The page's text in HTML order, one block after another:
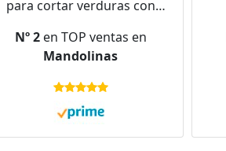
para cortar verduras con
y acero inoxidable, colores
Blanco y Negro, 32x12, 5cm, 1
ud
Nº 2en TOP ventas en
Mandolinas